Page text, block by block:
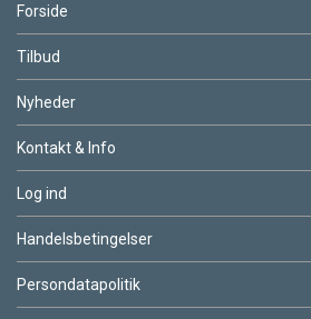
Forside
Tilbud
Nyheder
Kontakt & Info
Log ind
Handelsbetingelser
Persondatapolitik